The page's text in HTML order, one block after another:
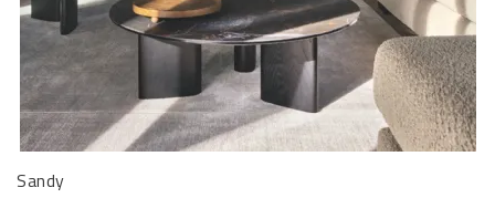
Sandy